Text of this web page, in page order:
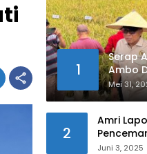
1
Serap
Ambo
Mei 31,
2
Amri
Oknum
Juni 3, 2025